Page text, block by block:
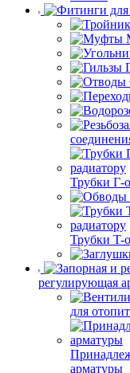
Трубки Г-
Трубки T-
регулирующая
для
арматуры